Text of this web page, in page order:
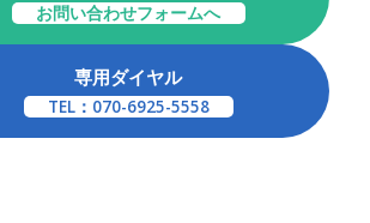
お問い合わせフォームへ
専用ダイヤル
TEL：070-6925-5558